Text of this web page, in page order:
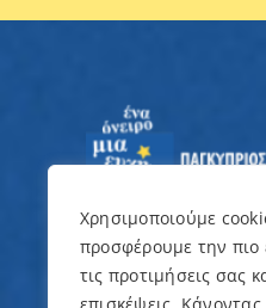
Χρησιμοποιούμε
προσφέρουμε την πιο
τις προτιμήσεις σας